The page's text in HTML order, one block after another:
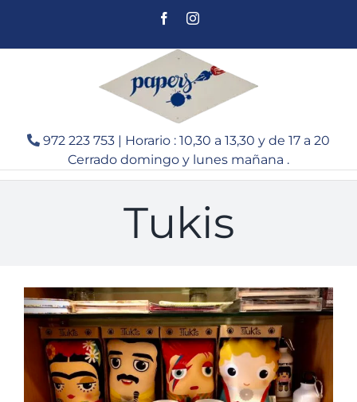
contenido
FacebookInstagram
972 223 753 | Horario : 10,30 a 13,30 y de 17 a 20
Cerrado domingo y lunes mañana .
Tukis